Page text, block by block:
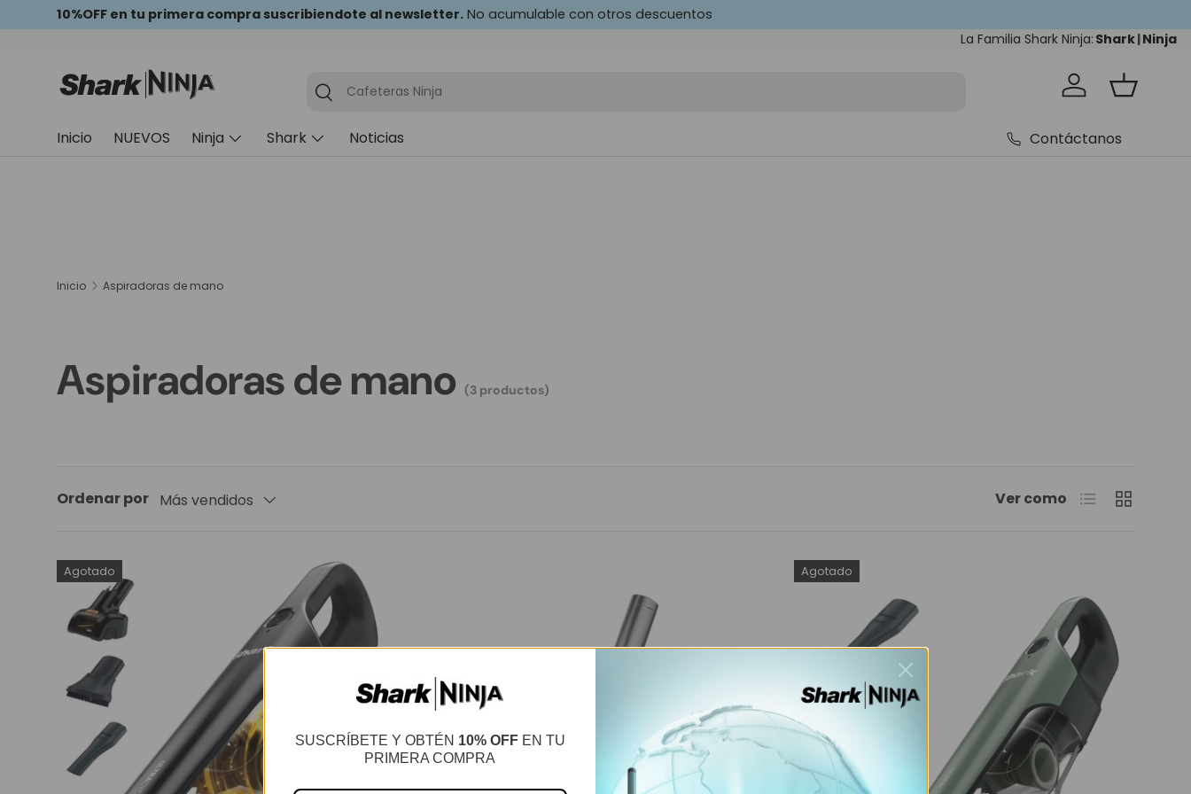
Ir al contenido
10%OFF en tu primera compra suscribiendote al newsletter. No acumulable con otros descuentos
La Familia Shark Ninja: Shark|Ninja
Cafeteras Ninja Iniciar sesión
Cesta
Inicio NUEVOS Ninja Shark Noticias Contáctanos
Inicio Aspiradoras de mano
Aspiradoras de mano (3 productos)
Ordenar por Más vendidos Ver como Lista Cuadrícula
Agotado Agotado
SUSCRÍBETE Y OBTÉN 10% OFFEN TU
PRIMERA COMPRA